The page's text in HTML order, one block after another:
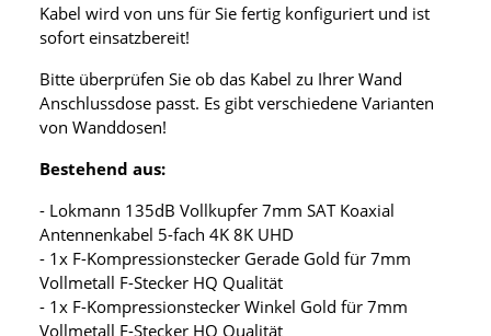
Kabel wird von uns für Sie fertig konfiguriert und ist
sofort einsatzbereit!
Bitte überprüfen Sie ob das Kabel zu Ihrer Wand
Anschlussdose passt. Es gibt verschiedene Varianten
von Wanddosen!
Bestehend aus:
- Lokmann 135dB Vollkupfer 7mm SAT Koaxial
Antennenkabel 5-fach 4K 8K UHD
- 1x F-Kompressionstecker Gerade Gold für 7mm
Vollmetall F-Stecker HQ Qualität
- 1x F-Kompressionstecker Winkel Gold für 7mm
Vollmetall F-Stecker HQ Qualität